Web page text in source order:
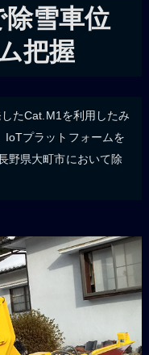
雪車位
把握
たCat.M1を利用したみ
IoTプラットフォームを
野県大町市において除